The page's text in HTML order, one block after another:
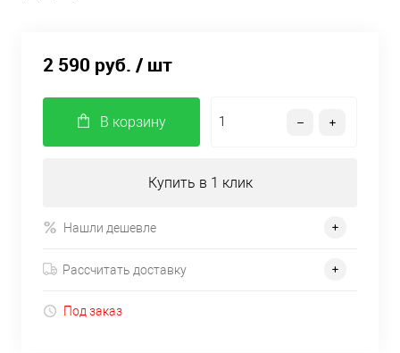
2 590 руб. / шт
В корзину
Купить в 1 клик
Нашли дешевле
Рассчитать доставку
Под заказ